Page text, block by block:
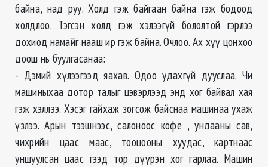
байна, над руу. Холд гэж байгаан байна гэж бодоод
холдлоо. Тэгсэн холд гэж хэлээгүй бололтой гэрлээ
дохиод намайг нааш ир гэж байна. Очлоо. Ах хүү цонхоо
доош нь буулгасанаа:
- Дэмий хүлээгээд яахав. Одоо удахгүй дууслаа. Чи
машиныхаа дотор талыг цэвэрлээд энд хог байвал хая
гэж хэллээ. Хэсэг гайхаж зогсож байснаа машинаа ухаж
үзлээ. Арын тээшнээс, салоноос кофе , ундааны сав,
чихрийн цаас маас, тооцооны хуудас, картнаас
уншуулсан цаас гээд тор дүүрэн хог гарлаа. Машин